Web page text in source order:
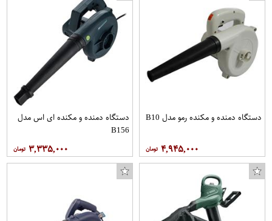
دستگاه دمنده و مکنده رمو مدل B10
۴,۹۴۵,۰۰۰
دستگاه دمنده و مکنده ای اس مدل
B156
۳,۳۳۵,۰۰۰